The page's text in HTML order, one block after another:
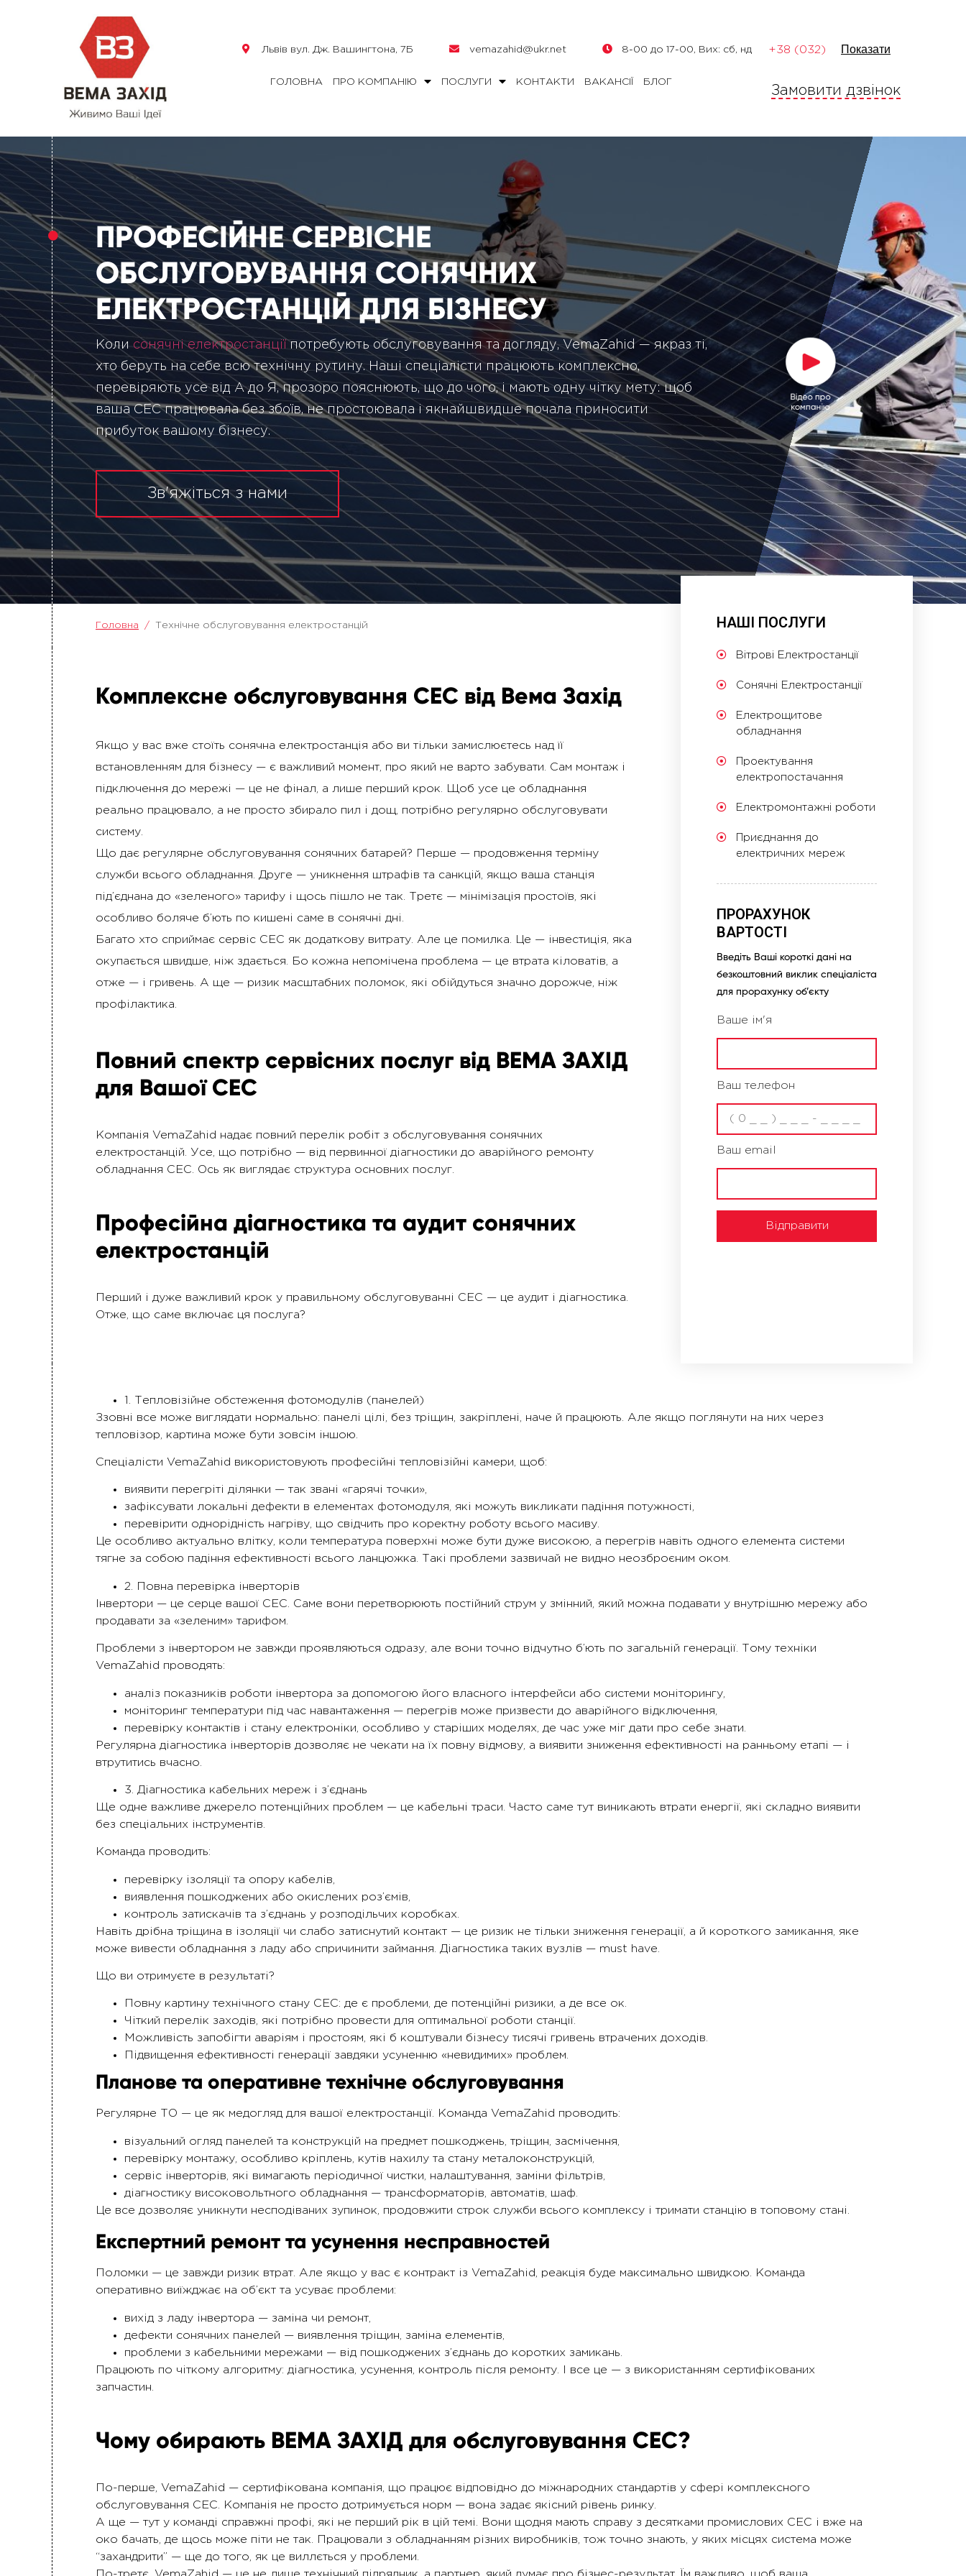
Львів вул. Дж. Вашингтона, 7Б vemazahid@ukr.net 8-00 до 17-00, Вих: сб, нд
ГОЛОВНА ПРО КОМПАНІЮ ПОСЛУГИ КОНТАКТИ ВАКАНСІЇ БЛОГ
+38 (032) Показати
Замовити дзвінок
ПРОФЕСІЙНЕ СЕРВІСНЕ
ОБСЛУГОВУВАННЯ СОНЯЧНИХ
ЕЛЕКТРОСТАНЦІЙ ДЛЯ БІЗНЕСУ
Коли сонячні електростанції потребують обслуговування та догляду, VemaZahid — якраз ті,
хто беруть на себе всю технічну рутину. Наші спеціалісти працюють комплексно,
перевіряють усе від А до Я, прозоро пояснюють, що до чого, і мають одну чітку мету: щоб
ваша СЕС працювала без збоїв, не простоювала і якнайшвидше почала приносити
прибуток вашому бізнесу.
Зв'яжіться з нами
Головна Технічне обслуговування електростанцій
Комплексне обслуговування СЕС від Вема Захід
Якщо у вас вже стоїть сонячна електростанція або ви тільки замислюєтесь над її
встановленням для бізнесу — є важливий момент, про який не варто забувати. Сам монтаж і
підключення до мережі — це не фінал, а лише перший крок. Щоб усе це обладнання
реально працювало, а не просто збирало пил і дощ, потрібно регулярно обслуговувати
систему.
Що дає регулярне обслуговування сонячних батарей? Перше — продовження терміну
служби всього обладнання. Друге — уникнення штрафів та санкцій, якщо ваша станція
під’єднана до «зеленого» тарифу і щось пішло не так. Третє — мінімізація простоїв, які
особливо боляче б’ють по кишені саме в сонячні дні.
Багато хто сприймає сервіс СЕС як додаткову витрату. Але це помилка. Це — інвестиція, яка
окупається швидше, ніж здається. Бо кожна непомічена проблема — це втрата кіловатів, а
отже — і гривень. А ще — ризик масштабних поломок, які обійдуться значно дорожче, ніж
профілактика.
Повний спектр сервісних послуг від ВЕМА ЗАХІД
для Вашої СЕС
Компанія VemaZahid надає повний перелік робіт з обслуговування сонячних
електростанцій. Усе, що потрібно — від первинної діагностики до аварійного ремонту
обладнання СЕС. Ось як виглядає структура основних послуг.
Професійна діагностика та аудит сонячних
електростанцій
Перший і дуже важливий крок у правильному обслуговуванні СЕС — це аудит і діагностика.
Отже, що саме включає ця послуга?
НАШІ ПОСЛУГИ
Вітрові Електростанції
Сонячні Електростанції
Електрощитове
обладнання
Проектування
електропостачання
Електромонтажні роботи
Приєднання до
електричних мереж
ПРОРАХУНОК
ВАРТОСТІ
Введіть Ваші короткі дані на
безкоштовний виклик спеціаліста
для прорахунку об’єкту
Ваше ім'я
Ваш телефон
Ваш email
1. Тепловізійне обстеження фотомодулів (панелей)
Ззовні все може виглядати нормально: панелі цілі, без тріщин, закріплені, наче й працюють. Але якщо поглянути на них через
тепловізор, картина може бути зовсім іншою.
Спеціалісти VemaZahid використовують професійні тепловізійні камери, щоб:
виявити перегріті ділянки — так звані «гарячі точки»,
зафіксувати локальні дефекти в елементах фотомодуля, які можуть викликати падіння потужності,
перевірити однорідність нагріву, що свідчить про коректну роботу всього масиву.
Це особливо актуально влітку, коли температура поверхні може бути дуже високою, а перегрів навіть одного елемента системи
тягне за собою падіння ефективності всього ланцюжка. Такі проблеми зазвичай не видно неозброєним оком.
2. Повна перевірка інверторів
Інвертори — це серце вашої СЕС. Саме вони перетворюють постійний струм у змінний, який можна подавати у внутрішню мережу або
продавати за «зеленим» тарифом.
Проблеми з інвертором не завжди проявляються одразу, але вони точно відчутно б’ють по загальній генерації. Тому техніки
VemaZahid проводять:
аналіз показників роботи інвертора за допомогою його власного інтерфейси або системи моніторингу,
моніторинг температури під час навантаження — перегрів може призвести до аварійного відключення,
перевірку контактів і стану електроніки, особливо у старіших моделях, де час уже міг дати про себе знати.
Регулярна діагностика інверторів дозволяє не чекати на їх повну відмову, а виявити зниження ефективності на ранньому етапі — і
втрутитись вчасно.
3. Діагностика кабельних мереж і з’єднань
Ще одне важливе джерело потенційних проблем — це кабельні траси. Часто саме тут виникають втрати енергії, які складно виявити
без спеціальних інструментів.
Команда проводить:
перевірку ізоляції та опору кабелів,
виявлення пошкоджених або окислених роз’ємів,
контроль затискачів та з’єднань у розподільчих коробках.
Навіть дрібна тріщина в ізоляції чи слабо затиснутий контакт — це ризик не тільки зниження генерації, а й короткого замикання, яке
може вивести обладнання з ладу або спричинити займання. Діагностика таких вузлів — must have.
Що ви отримуєте в результаті?
Повну картину технічного стану СЕС: де є проблеми, де потенційні ризики, а де все ок.
Чіткий перелік заходів, які потрібно провести для оптимальної роботи станції.
Можливість запобігти аваріям і простоям, які б коштували бізнесу тисячі гривень втрачених доходів.
Підвищення ефективності генерації завдяки усуненню «невидимих» проблем.
Планове та оперативне технічне обслуговування
Регулярне ТО — це як медогляд для вашої електростанції. Команда VemaZahid проводить:
візуальний огляд панелей та конструкцій на предмет пошкоджень, тріщин, засмічення,
перевірку монтажу, особливо кріплень, кутів нахилу та стану металоконструкцій,
сервіс інверторів, які вимагають періодичної чистки, налаштування, заміни фільтрів,
діагностику високовольтного обладнання — трансформаторів, автоматів, шаф.
Це все дозволяє уникнути несподіваних зупинок, продовжити строк служби всього комплексу і тримати станцію в топовому стані.
Експертний ремонт та усунення несправностей
Поломки — це завжди ризик втрат. Але якщо у вас є контракт із VemaZahid, реакція буде максимально швидкою. Команда
оперативно виїжджає на об’єкт та усуває проблеми:
вихід з ладу інвертора — заміна чи ремонт,
дефекти сонячних панелей — виявлення тріщин, заміна елементів,
проблеми з кабельними мережами — від пошкоджених з’єднань до коротких замикань.
Працюють по чіткому алгоритму: діагностика, усунення, контроль після ремонту. І все це — з використанням сертифікованих
запчастин.
Чому обирають ВЕМА ЗАХІД для обслуговування СЕС?
По-перше, VemaZahid — сертифікована компанія, що працює відповідно до міжнародних стандартів у сфері комплексного
обслуговування СЕС. Компанія не просто дотримується норм — вона задає якісний рівень ринку.
А ще — тут у команді справжні профі, які не перший рік в цій темі. Вони щодня мають справу з десятками промислових СЕС і вже на
око бачать, де щось може піти не так. Працювали з обладнанням різних виробників, тож точно знають, у яких місцях система може
“захандрити” — ще до того, як це виллється у проблеми.